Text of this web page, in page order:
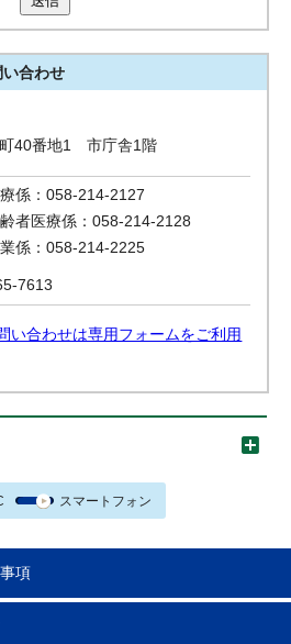
い合わせ
40番地1 市庁舎1階
係：058-214-2127
者医療係：058-214-2128
係：058-214-2225
7613
い合わせは専用フォームをご利用
スマートフォン
項